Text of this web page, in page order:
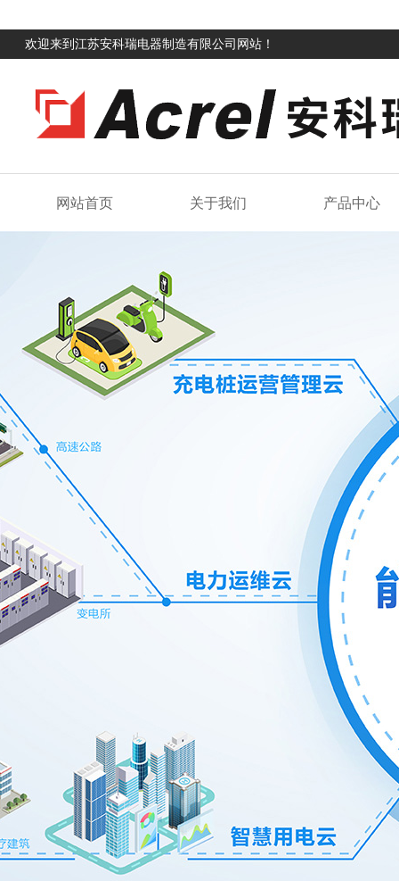
欢迎来到江苏安科瑞电器制造有限公司网站！
网站首页 关于我们 产品中心